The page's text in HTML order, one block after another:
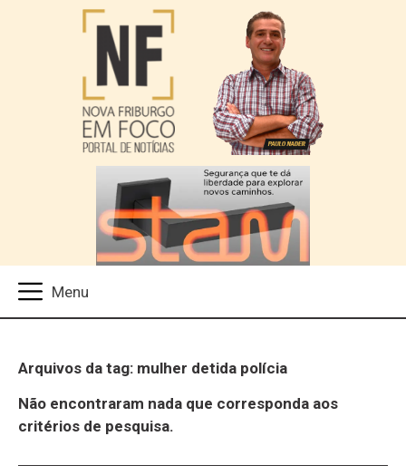
Arquivos da tag: mulher detida polícia
Não encontraram nada que corresponda aos
critérios de pesquisa.